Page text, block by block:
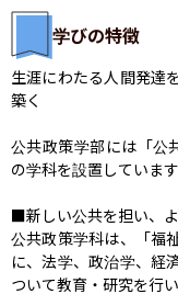
学びの特徴
生涯にわたる人間発達
築く
公共政策学部には「公
の学科を設置しています
■新しい公共を担い、
公共政策学科は、「福
に、法学、政治学、経
ついて教育・研究を行い